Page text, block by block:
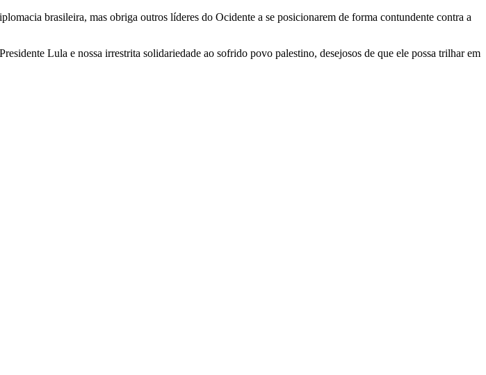
brasileira, mas obriga outros líderes do Ocidente a se posicionarem de forma contundente contra a
Lula e nossa irrestrita solidariedade ao sofrido povo palestino, desejosos de que ele possa trilhar em